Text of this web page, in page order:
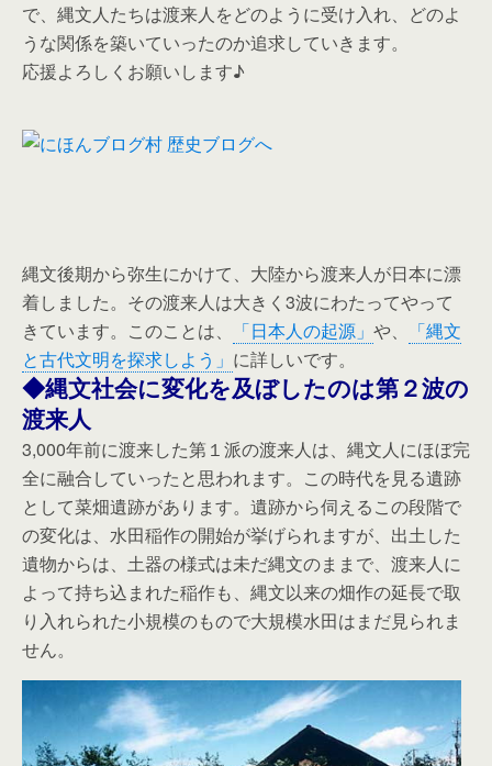
で、縄文人たちは渡来人をどのように受け入れ、どのよ
うな関係を築いていったのか追求していきます。
応援よろしくお願いします♪
縄文後期から弥生にかけて、大陸から渡来人が日本に漂
着しました。その渡来人は大きく3波にわたってやって
きています。このことは、
「日本人の起源」 や、
「縄文
と古代文明を探求しよう」 に詳しいです。
◆縄文社会に変化を及ぼしたのは第２波の
渡来人
3,000年前に渡来した第１派の渡来人は、縄文人にほぼ完
全に融合していったと思われます。この時代を見る遺跡
として菜畑遺跡があります。遺跡から伺えるこの段階で
の変化は、水田稲作の開始が挙げられますが、出土した
遺物からは、土器の様式は未だ縄文のままで、渡来人に
よって持ち込まれた稲作も、縄文以来の畑作の延長で取
り入れられた小規模のもので大規模水田はまだ見られま
せん。